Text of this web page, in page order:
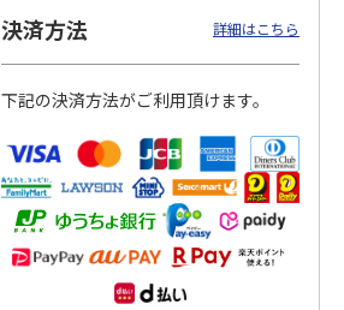
決済方法 詳細はこちら
下記の決済方法がご利用頂けます。